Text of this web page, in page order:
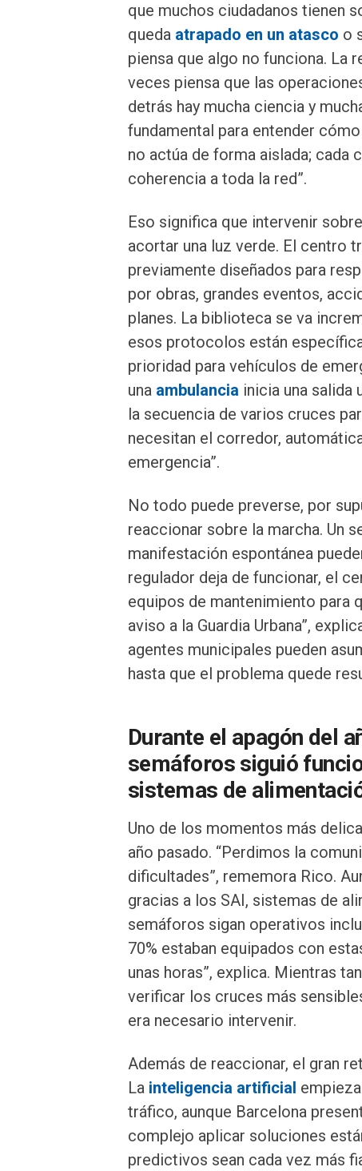
que muchos ciudadanos tienen
queda atrapado en un atasco o
piensa que algo no funciona. La
veces piensa que las
detrás hay mucha ciencia y
fundamental para entender
no actúa de forma aislada; cada
coherencia a toda la red”.
Eso significa que intervenir
acortar una luz verde. El centro
previamente diseñados para
por obras, grandes eventos,
planes. La biblioteca se va
esos protocolos están
prioridad para vehículos de
una ambulancia inicia una salida
la secuencia de varios cruces
necesitan el corredor,
emergencia”.
No todo puede preverse, por
reaccionar sobre la marcha. Un
manifestación espontánea
regulador deja de funcionar, el
equipos de mantenimiento para
aviso a la Guardia Urbana”,
agentes municipales pueden
hasta que el problema quede
Durante el apagón del
semáforos siguió
sistemas de
Uno de los momentos más
año pasado. “Perdimos la
dificultades”, rememora Rico.
gracias a los SAI, sistemas de
semáforos sigan operativos
70% estaban equipados con
unas horas”, explica. Mientras
verificar los cruces más
era necesario intervenir.
Además de reaccionar, el gran
La inteligencia artificial
tráfico, aunque Barcelona
complejo aplicar soluciones
predictivos sean cada vez más